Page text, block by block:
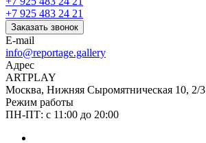
+7 925 483 24 21
Заказать звонок
E-mail
info@reportage.gallery
Адрес
ARTPLAY
Москва, Нижняя Сыромятническая 10, 2/3
Режим работы
ПН-ПТ: с 11:00 до 20:00